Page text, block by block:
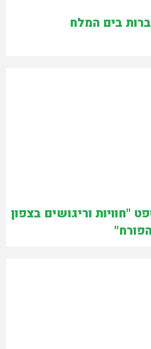
בים המלח
"חוויות וריגושים בצפון
הפורח"